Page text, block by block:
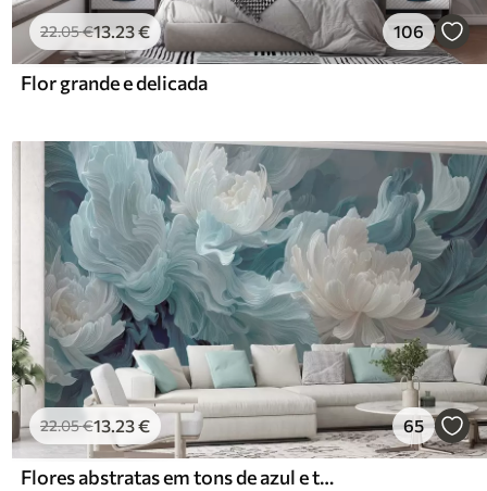
22.05€13.23€ 106
Flor grande e delicada
22.05€13.23€ 65
Flores abstratas em tons de azul e turquesa